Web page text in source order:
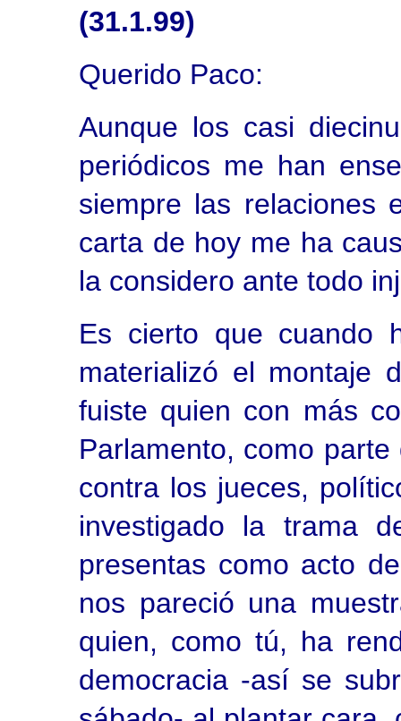
(31.1.99)
Querido Paco:
Aunque los casi
periódicos me han
siempre las relaciones
carta de hoy me ha
la considero ante todo
Es cierto que cuando
materializó el montaje
fuiste quien con más
Parlamento, como
contra los jueces,
investigado la trama
presentas como acto
nos pareció una
quien, como tú, ha
democracia -así se